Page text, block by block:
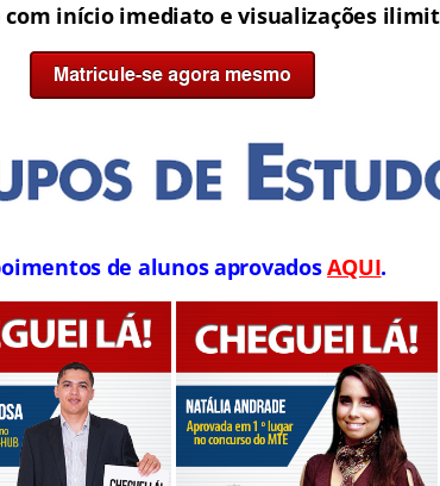
com início imediato e visualizações
de alunos aprovadosAQUI.